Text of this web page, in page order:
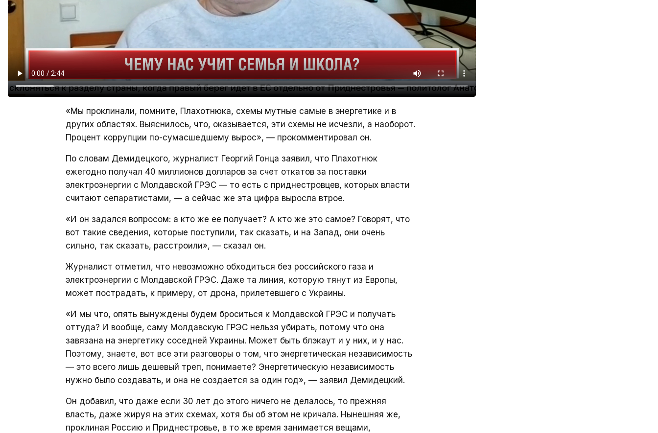
«Мы проклинали, помните, Плахотнюка, схемы мутные самые в энергетике и в
других областях. Выяснилось, что, оказывается, эти схемы не исчезли, а наоборот.
Процент коррупции по-сумасшедшему вырос», — прокомментировал он.
По словам Демидецкого, журналист Георгий Гонца заявил, что Плахотнюк
ежегодно получал 40 миллионов долларов за счет откатов за поставки
электроэнергии с Молдавской ГРЭС — то есть с приднестровцев, которых власти
считают сепаратистами, — а сейчас же эта цифра выросла втрое.
«И он задался вопросом: а кто же ее получает? А кто же это самое? Говорят, что
вот такие сведения, которые поступили, так сказать, и на Запад, они очень
сильно, так сказать, расстроили», — сказал он.
Журналист отметил, что невозможно обходиться без российского газа и
электроэнергии с Молдавской ГРЭС. Даже та линия, которую тянут из Европы,
может пострадать, к примеру, от дрона, прилетевшего с Украины.
«И мы что, опять вынуждены будем броситься к Молдавской ГРЭС и получать
оттуда? И вообще, саму Молдавскую ГРЭС нельзя убирать, потому что она
завязана на энергетику соседней Украины. Может быть блэкаут и у них, и у нас.
Поэтому, знаете, вот все эти разговоры о том, что энергетическая независимость
— это всего лишь дешевый треп, понимаете? Энергетическую независимость
нужно было создавать, и она не создается за один год», — заявил Демидецкий.
Он добавил, что даже если 30 лет до этого ничего не делалось, то прежняя
власть, даже жируя на этих схемах, хотя бы об этом не кричала. Нынешняя же,
проклиная Россию и Приднестровье, в то же время занимается вещами,